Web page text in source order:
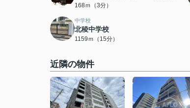
168ｍ（3分）
中学校
北稜中学校
1159ｍ（15分）
近隣の物件